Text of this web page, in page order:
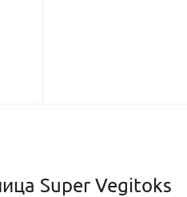
Super Vegitoks